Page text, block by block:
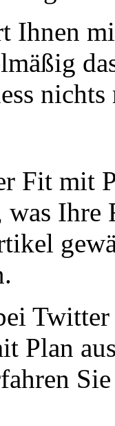
Ihnen
nichts
Fit mit
Ihre
Plan